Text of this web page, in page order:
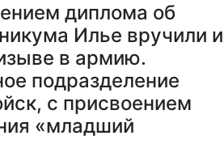
диплома об
Илье вручили и
в армию.
подразделение
с присвоением
«младший